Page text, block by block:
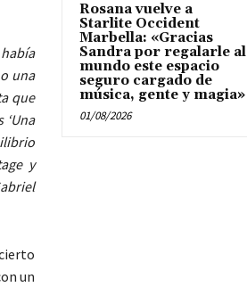
una
que
y
un
Rosana vuelve a
Starlite Occident
Marbella: «Gracias
Sandra por regalarle al
mundo este espacio
seguro cargado de
música, gente y magia»
01/08/2026